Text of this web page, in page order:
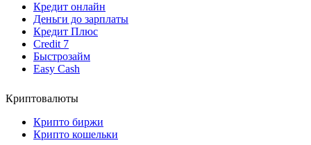
Кредит онлайн
Деньги до зарплаты
Кредит Плюс
Credit 7
Быстрозайм
Easy Cash
Криптовалюты
Крипто биржи
Крипто кошельки